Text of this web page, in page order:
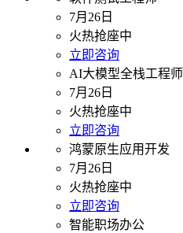
7月26日
火热抢座中
立即咨询
AI大模型全栈工程师
7月26日
火热抢座中
立即咨询
鸿蒙原生应用开发
7月26日
火热抢座中
立即咨询
智能职场办公